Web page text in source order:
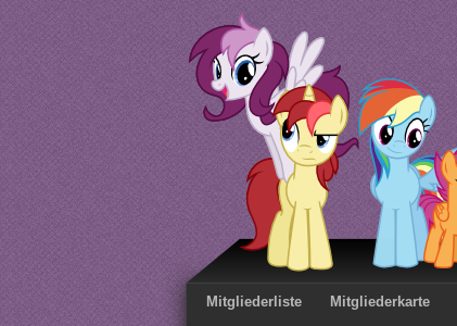
Mitgliederliste Mitgliederkarte